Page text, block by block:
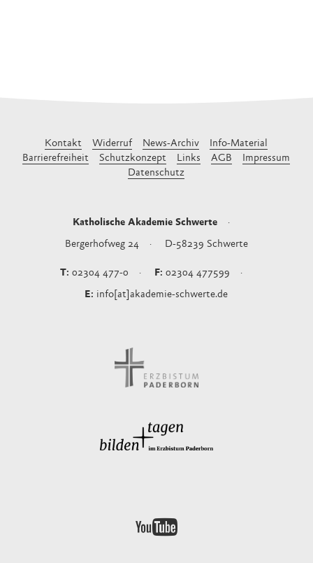
Kontakt Widerruf News-Archiv
Info-Material
Barrierefreiheit
Schutzkonzept Links AGB
Impressum
Datenschutz
Katholische Akademie Schwerte
Bergerhofweg 24 D-58239 Schwerte
02304 477-0 02304 477599
info[at]akademie-schwerte.de